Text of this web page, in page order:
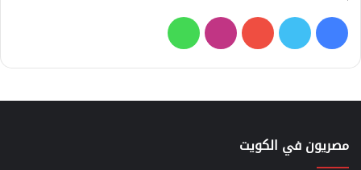
فيسبوك
تويتر يوتيوبانستقرامواتساب
مصريون في الكويت